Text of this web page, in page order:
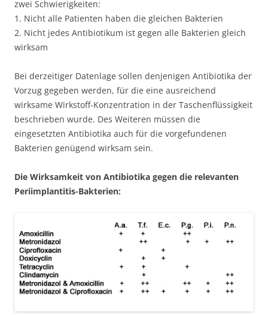
zwei Schwierigkeiten:
1. Nicht alle Patienten haben die gleichen Bakterien
2. Nicht jedes Antibiotikum ist gegen alle Bakterien gleich
wirksam
Bei derzeitiger Datenlage sollen denjenigen Antibiotika der
Vorzug gegeben werden, für die eine ausreichend
wirksame Wirkstoff-Konzentration in der Taschenflüssigkeit
beschrieben wurde. Des Weiteren müssen die
eingesetzten Antibiotika auch für die vorgefundenen
Bakterien genügend wirksam sein.
Die Wirksamkeit von Antibiotika gegen die relevanten
Periimplantitis-Bakterien: